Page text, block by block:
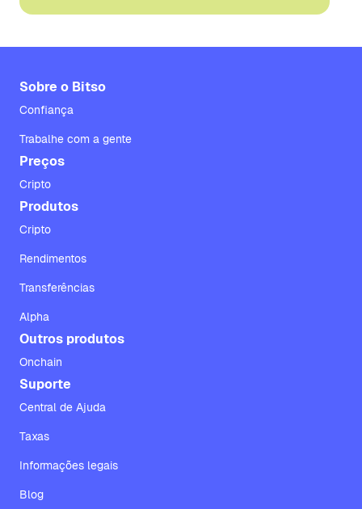
Sobre o Bitso
Confiança
Trabalhe com a gente
Preços
Cripto
Produtos
Cripto
Rendimentos
Transferências
Alpha
Outros produtos
Onchain
Suporte
Central de Ajuda
Taxas
Informações legais
Blog